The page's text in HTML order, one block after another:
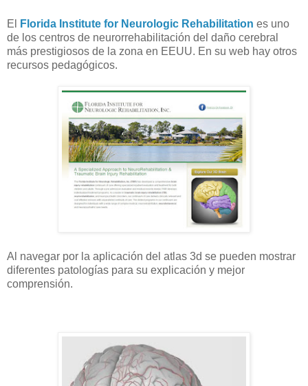
El Florida Institute for Neurologic Rehabilitation es uno
de los centros de neurorrehabilitación del daño cerebral
más prestigiosos de la zona en EEUU. En su web hay otros
recursos pedagógicos.
Al navegar por la aplicación del atlas 3d se pueden mostrar
diferentes patologías para su explicación y mejor
comprensión.